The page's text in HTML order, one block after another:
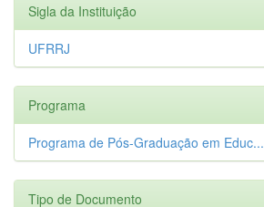
Sigla da Instituição
UFRRJ
Programa
Programa de Pós-Graduação em Educ...
Tipo de Documento